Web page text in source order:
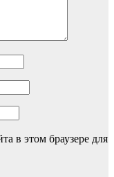
в этом браузере для